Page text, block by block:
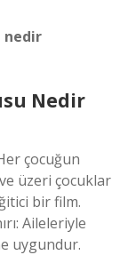
nedir
Nedir
çocuğun
üzeri çocuklar
bir film.
Aileleriyle
uygundur.